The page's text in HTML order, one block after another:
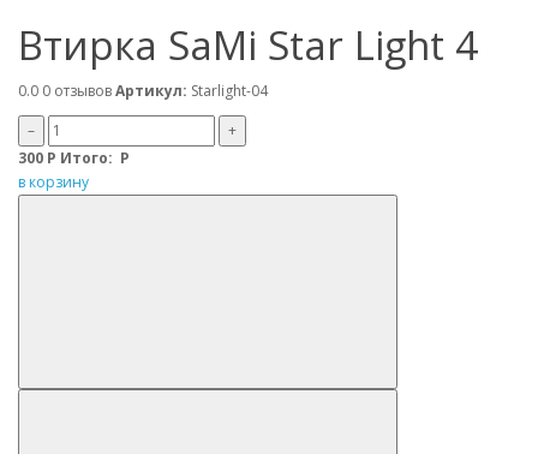
Втирка SaMi Star Light 4
0.0 0 отзывовАртикул: Starlight-04
–
+
300 Р Итого: Р
в корзину